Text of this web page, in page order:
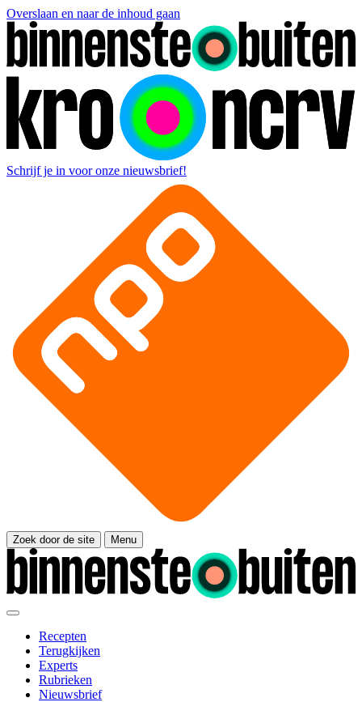
Overslaan en naar de inhoud gaan
Schrijf je in voor onze nieuwsbrief!
Zoek door de site Menu
Recepten
Terugkijken
Experts
Rubrieken
Nieuwsbrief